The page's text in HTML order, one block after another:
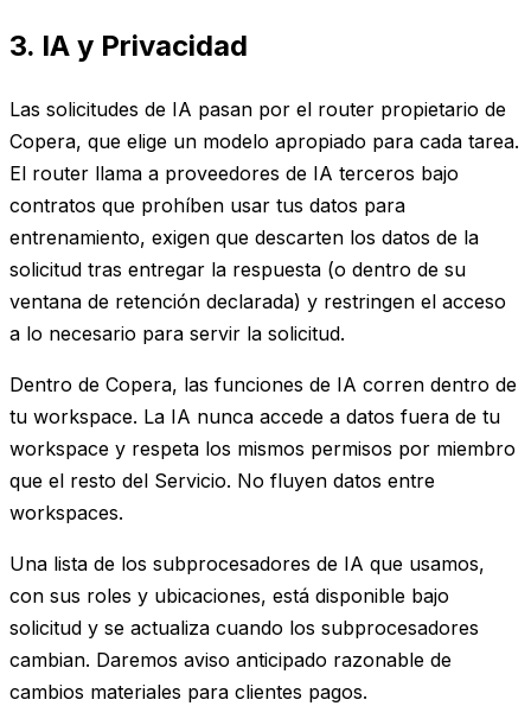
3. IA y Privacidad
Las solicitudes de IA pasan por el router propietario de
Copera, que elige un modelo apropiado para cada tarea.
El router llama a proveedores de IA terceros bajo
contratos que prohíben usar tus datos para
entrenamiento, exigen que descarten los datos de la
solicitud tras entregar la respuesta (o dentro de su
ventana de retención declarada) y restringen el acceso
a lo necesario para servir la solicitud.
Dentro de Copera, las funciones de IA corren dentro de
tu workspace. La IA nunca accede a datos fuera de tu
workspace y respeta los mismos permisos por miembro
que el resto del Servicio. No fluyen datos entre
workspaces.
Una lista de los subprocesadores de IA que usamos,
con sus roles y ubicaciones, está disponible bajo
solicitud y se actualiza cuando los subprocesadores
cambian. Daremos aviso anticipado razonable de
cambios materiales para clientes pagos.